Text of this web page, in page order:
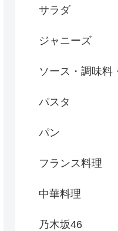
サラダ
ジャニーズ
ソース・調味料
パスタ
パン
フランス料理
中華料理
乃木坂46